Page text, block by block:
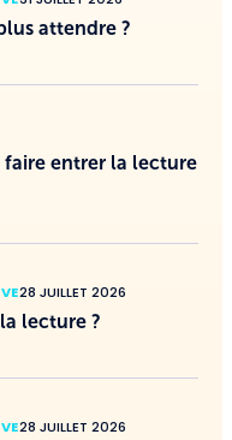
attendre ?
faire entrer la lecture
28 JUILLET 2026
lecture ?
28 JUILLET 2026